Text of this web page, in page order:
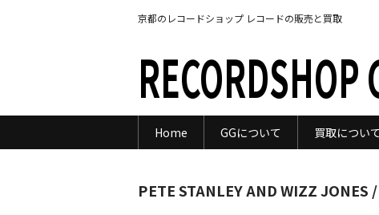
京都のレコードショップ レコードの販売と買取
RECORDSHOP
Home GGについて 買取について
PETE STANLEY AND WIZZ JONES